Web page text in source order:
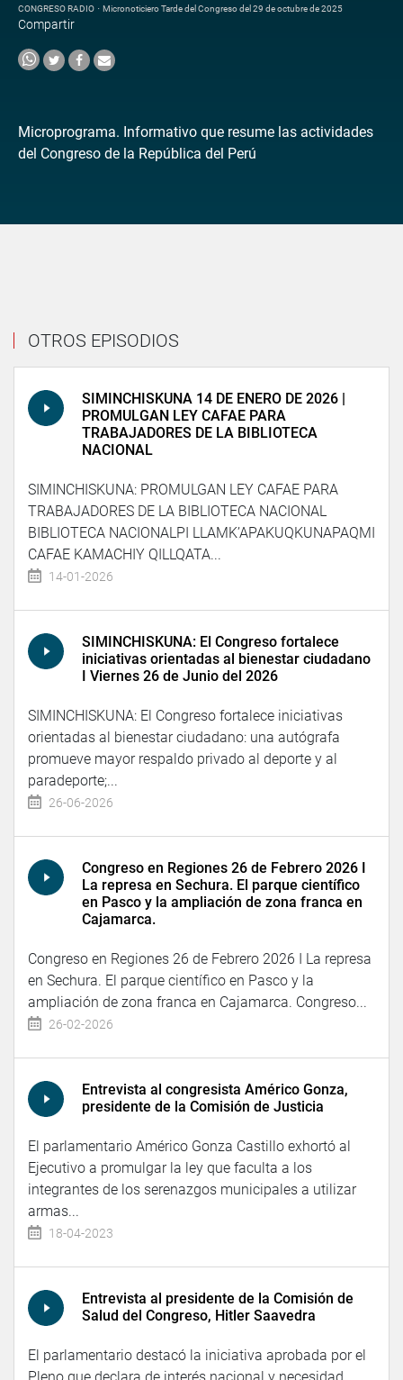
CONGRESO RADIO · Micronoticiero Tarde del Congreso del 29 de octubre de 2025
Compartir
Microprograma. Informativo que resume las actividades
del Congreso de la República del Perú
OTROS EPISODIOS
SIMINCHISKUNA 14 DE ENERO DE 2026 |
PROMULGAN LEY CAFAE PARA
TRABAJADORES DE LA BIBLIOTECA
NACIONAL
SIMINCHISKUNA: PROMULGAN LEY CAFAE PARA
TRABAJADORES DE LA BIBLIOTECA NACIONAL
BIBLIOTECA NACIONALPI LLAMK’APAKUQKUNAPAQMI
CAFAE KAMACHIY QILLQATA...
14-01-2026
SIMINCHISKUNA: El Congreso fortalece
iniciativas orientadas al bienestar ciudadano
I Viernes 26 de Junio del 2026
SIMINCHISKUNA: El Congreso fortalece iniciativas
orientadas al bienestar ciudadano: una autógrafa
promueve mayor respaldo privado al deporte y al
paradeporte;...
26-06-2026
Congreso en Regiones 26 de Febrero 2026 I
La represa en Sechura. El parque científico
en Pasco y la ampliación de zona franca en
Cajamarca.
Congreso en Regiones 26 de Febrero 2026 I La represa
en Sechura. El parque científico en Pasco y la
ampliación de zona franca en Cajamarca. Congreso...
26-02-2026
Entrevista al congresista Américo Gonza,
presidente de la Comisión de Justicia
El parlamentario Américo Gonza Castillo exhortó al
Ejecutivo a promulgar la ley que faculta a los
integrantes de los serenazgos municipales a utilizar
armas...
18-04-2023
Entrevista al presidente de la Comisión de
Salud del Congreso, Hitler Saavedra
El parlamentario destacó la iniciativa aprobada por el